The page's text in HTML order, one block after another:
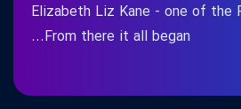
Elizabeth Liz Kane - one of the
From there it all began...